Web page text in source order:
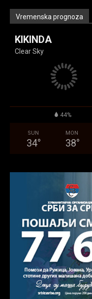
Vremenska prognoza
KIKINDA
Clear Sky
44%
SUN
34°
MON
38°